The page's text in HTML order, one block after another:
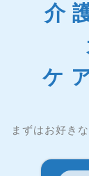
介
ケ
まずはお好き